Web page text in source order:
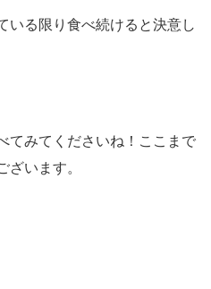
いる限り食べ続けると決意し
てみてくださいね！ここまで
ざいます。